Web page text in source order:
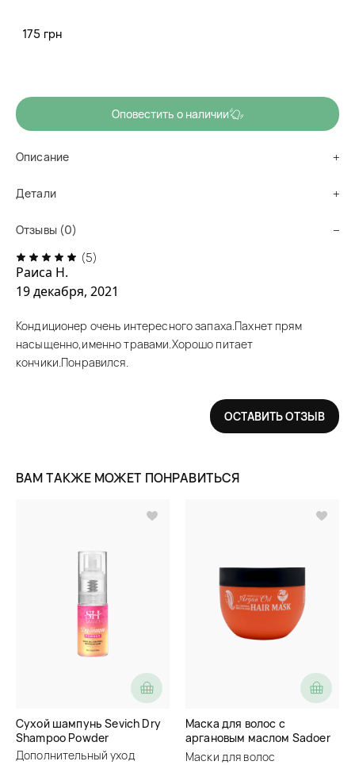
175 грн
Treatment содержит экстракт корня красного женьшеня.
Оповестить о наличии
Описание
Детали
Отзывы (0)
(5)
Раиса Н.
19 декабря, 2021
Кондиционер очень интересного запаха.Пахнет прям
насыщенно,именно травами.Хорошо питает
кончики.Понравился.
ОСТАВИТЬ ОТЗЫВ
ВАМ ТАКЖЕ МОЖЕТ ПОНРАВИТЬСЯ
Сухой шампунь Sevich Dry
Shampoo Powder
Дополнительный уход
Маска для волос с
аргановым маслом Sadoer
Morocco Argan Oil Hair Mask
Маски для волос